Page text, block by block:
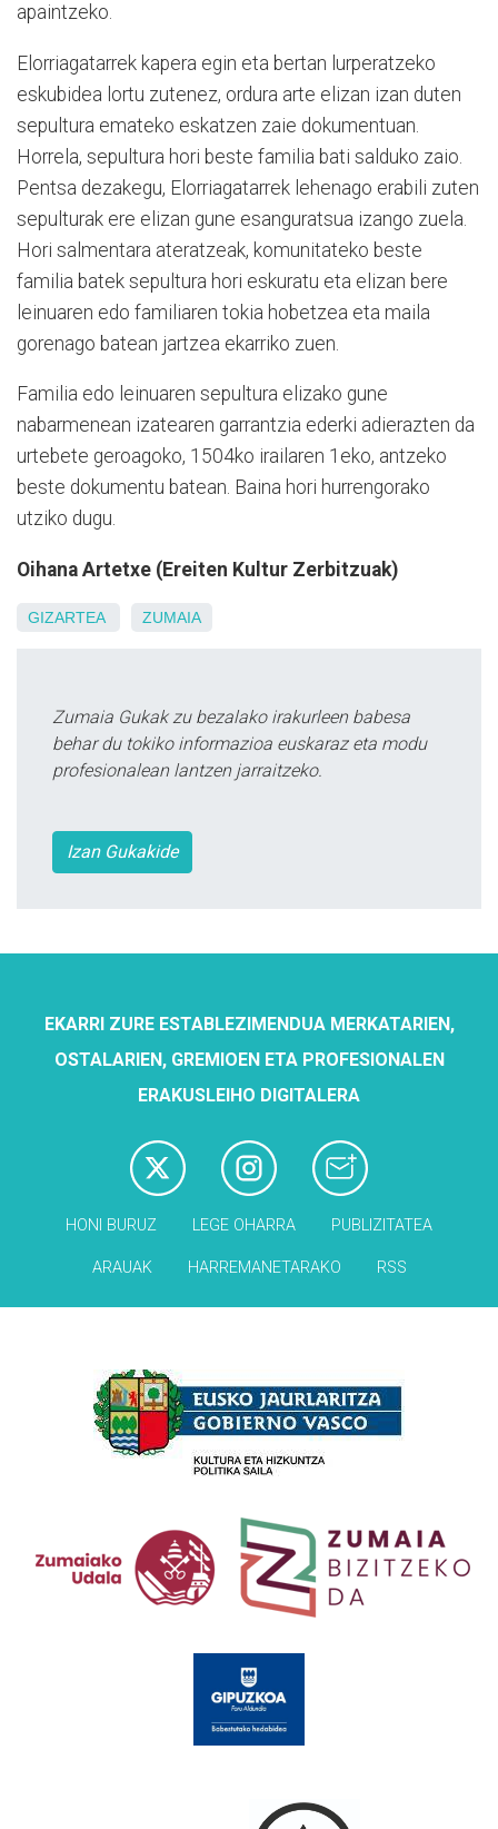
apaintzeko.
Elorriagatarrek kapera egin eta bertan lurperatzeko
eskubidea lortu zutenez, ordura arte elizan izan duten
sepultura emateko eskatzen zaie dokumentuan.
Horrela, sepultura hori beste familia bati salduko zaio.
Pentsa dezakegu, Elorriagatarrek lehenago erabili zuten
sepulturak ere elizan gune esanguratsua izango zuela.
Hori salmentara ateratzeak, komunitateko beste
familia batek sepultura hori eskuratu eta elizan bere
leinuaren edo familiaren tokia hobetzea eta maila
gorenago batean jartzea ekarriko zuen.
Familia edo leinuaren sepultura elizako gune
nabarmenean izatearen garrantzia ederki adierazten da
urtebete geroagoko, 1504ko irailaren 1eko, antzeko
beste dokumentu batean. Baina hori hurrengorako
utziko dugu.
Oihana Artetxe (Ereiten Kultur Zerbitzuak)
GIZARTEA ZUMAIA
Zumaia Gukak zu bezalako irakurleen babesa
behar du tokiko informazioa euskaraz eta modu
profesionalean lantzen jarraitzeko.
Izan Gukakide
EKARRI ZURE ESTABLEZIMENDUA MERKATARIEN,
OSTALARIEN, GREMIOEN ETA PROFESIONALEN
ERAKUSLEIHO DIGITALERA
HONI BURUZ LEGE OHARRA PUBLIZITATEA
ARAUAK HARREMANETARAKO RSS